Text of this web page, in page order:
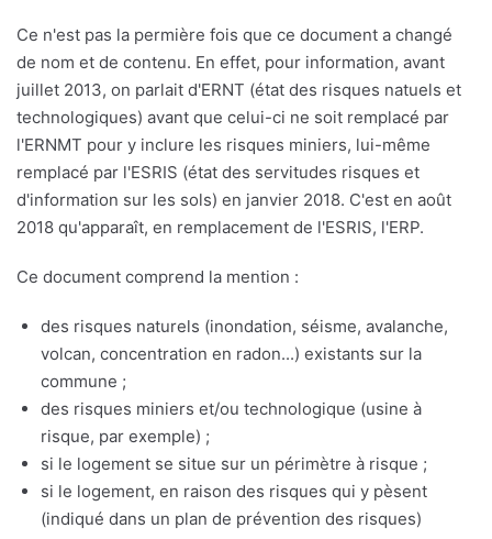
Ce n'est pas la permière fois que ce document a changé
de nom et de contenu. En effet, pour information, avant
juillet 2013, on parlait d'ERNT (état des risques natuels et
technologiques) avant que celui-ci ne soit remplacé par
l'ERNMT pour y inclure les risques miniers, lui-même
remplacé par l'ESRIS (état des servitudes risques et
d'information sur les sols) en janvier 2018. C'est en août
2018 qu'apparaît, en remplacement de l'ESRIS, l'ERP.
Ce document comprend la mention :
des risques naturels (inondation, séisme, avalanche,
volcan, concentration en radon...) existants sur la
commune ;
des risques miniers et/ou technologique (usine à
risque, par exemple) ;
si le logement se situe sur un périmètre à risque ;
si le logement, en raison des risques qui y pèsent
(indiqué dans un plan de prévention des risques)